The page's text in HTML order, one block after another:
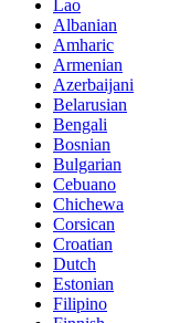
Lao
Albanian
Amharic
Armenian
Azerbaijani
Belarusian
Bengali
Bosnian
Bulgarian
Cebuano
Chichewa
Corsican
Croatian
Dutch
Estonian
Filipino